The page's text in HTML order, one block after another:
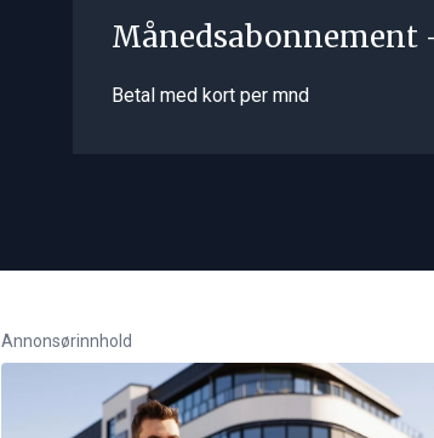
Betal med kort per mnd
Annonsørinnhold